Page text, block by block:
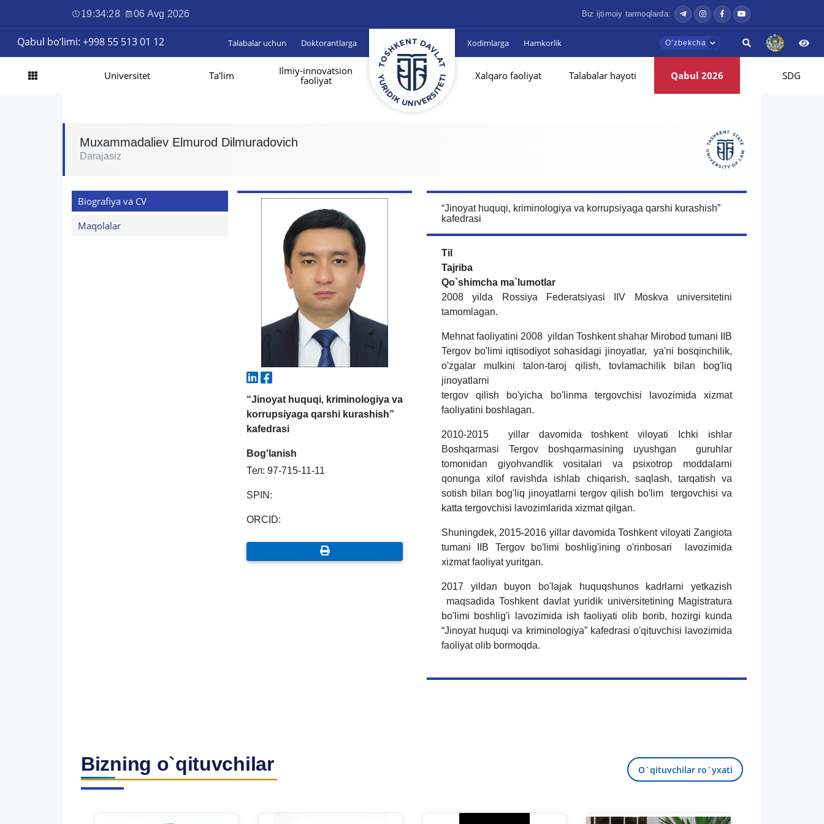
19:34:29 · 06 Avg 2026 Biz ijtimoiy tarmoqlarda:
Qabul bo‘limi: +998 55 513 01 12 Talabalar uchun Doktorantlarga Xodimlarga Hamkorlik Oʼzbekcha
Universitet Ta'lim
Ilmiy-innovatsion
faoliyat
Xalqaro faoliyat Talabalar hayoti Qabul 2026 SDG
Muxammadaliev Elmurod Dilmuradovich
Darajasiz
Biografiya va CV
Maqolalar
“Jinoyat huquqi, kriminologiya va
korrupsiyaga qarshi kurashish”
kafedrasi
Bog'lanish
Тел: 97-715-11-11
SPIN:
ORCID:
“Jinoyat huquqi, kriminologiya va korrupsiyaga qarshi kurashish”
kafedrasi
Til
Tajriba
Qo`shimcha ma`lumotlar
2008 yilda Rossiya Federatsiyasi IIV Moskva universitetini
tamomlagan.
Mehnat faoliyatini 2008 yildan Toshkent shahar Mirobod tumani IIB
Tergov bo'limi iqtisodiyot sohasidagi jinoyatlar, ya'ni bosqinchilik,
o'zgalar mulkini talon-taroj qilish, tovlamachilik bilan bog'liq
jinoyatlarni
tergov qilish bo'yicha bo'linma tergovchisi lavozimida xizmat
faoliyatini boshlagan.
2010-2015 yillar davomida toshkent viloyati Ichki ishlar
Boshqarmasi Tergov boshqarmasining uyushgan guruhlar
tomonidan giyohvandlik vositalari va psixotrop moddalarni
qonunga xilof ravishda ishlab chiqarish, saqlash, tarqatish va
sotish bilan bog'liq jinoyatlarni tergov qilish bo'lim tergovchisi va
katta tergovchisi lavozimlarida xizmat qilgan.
Shuningdek, 2015-2016 yillar davomida Toshkent viloyati Zangiota
tumani IIB Tergov bo'limi boshlig'ining o'rinbosari lavozimida
xizmat faoliyat yuritgan.
2017 yildan buyon bo'lajak huquqshunos kadrlarni yetkazish
maqsadida Toshkent davlat yuridik universitetining Magistratura
bo'limi boshlig'i lavozimida ish faoliyati olib borib, hozirgi kunda
“Jinoyat huquqi va kriminologiya” kafedrasi o'qituvchisi lavozimida
faoliyat olib bormoqda.
Bizning o`qituvchilar O`qituvchilar ro`yxati